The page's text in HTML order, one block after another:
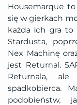
Housemarque
się w gierkach
każda ich gra to
Stardusta,
Nex Machinę
jest Returnal.
Returnala,
spadkobierca.
podobieństw,